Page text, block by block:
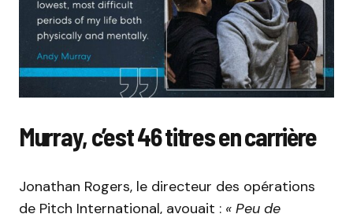
Murray, c’est 46 titres en carrière
Jonathan Rogers, le directeur des opérations
de Pitch International, avouait : « Peu de